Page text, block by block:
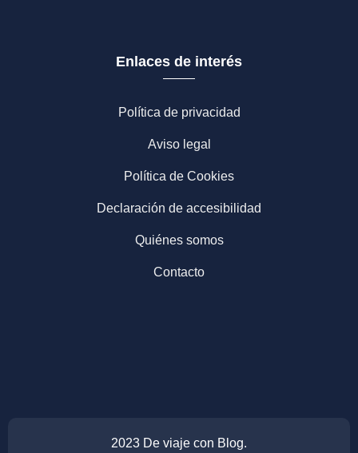
Enlaces de interés
Política de privacidad
Aviso legal
Política de Cookies
Declaración de accesibilidad
Quiénes somos
Contacto
2023 De viaje con Blog.